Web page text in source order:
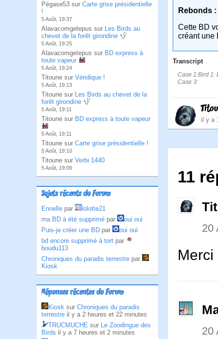
Pégase53 sur Carte grise présidentielle
!
5 Août, 19:37
Alavacomgetepus sur Les Birds au
chevet de la forêt girondine
5 Août, 19:25
Alavacomgetepus sur BD express à
toute vapeur
5 Août, 19:24
Titoune sur Véridique !
5 Août, 19:13
Titoune sur Les Birds au chevet de la
forêt girondine
5 Août, 19:11
Titoune sur BD express à toute vapeur
5 Août, 19:11
Titoune sur Carte grise présidentielle !
5 Août, 19:10
Titoune sur Verbi 1440
5 Août, 19:09
Sujets récents du Forum
Ennelle par
lolotte21
ma BD à été supprimé par
oui oui
Puis-je créer une BD par
oui oui
bd encore supprimé à tort par
boudu113
Chroniques du paradis terrestre par
Kiosk
Réponses récentes du Forum
Kiosk sur Chroniques du paradis
terrestre il y a 2 heures et 22 minutes
TRUCMUCHE sur Le Zoodingue des
Birds il y a 7 heures et 2 minutes
Rebonds :
Cette BD
créant une
Transcript
Case 1:Bird 1:
Case 3:
il y a
11
20
20